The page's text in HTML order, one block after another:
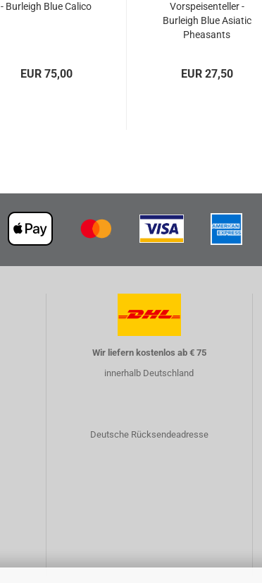
- Burleigh Blue Calico
EUR 75,00
Vorspeisenteller -
Burleigh Blue Asiatic
Pheasants
EUR 27,50
Wir liefern kostenlos ab € 75
innerhalb Deutschland
Deutsche Rücksendeadresse